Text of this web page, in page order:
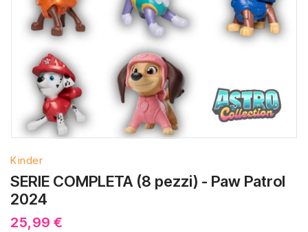
Kinder
SERIE COMPLETA (8 pezzi) - Paw Patrol
2024
25,99 €